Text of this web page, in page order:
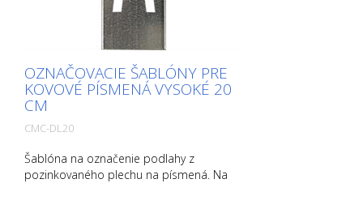
OZNAČOVACIE ŠABLÓNY PRE
KOVOVÉ PÍSMENÁ VYSOKÉ 20
CM
CMC-DL20
Šablóna na označenie podlahy z
pozinkovaného plechu na písmená. Na